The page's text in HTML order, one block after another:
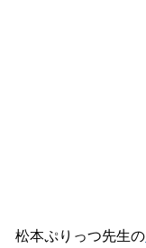
松本ぷりっつ先生の